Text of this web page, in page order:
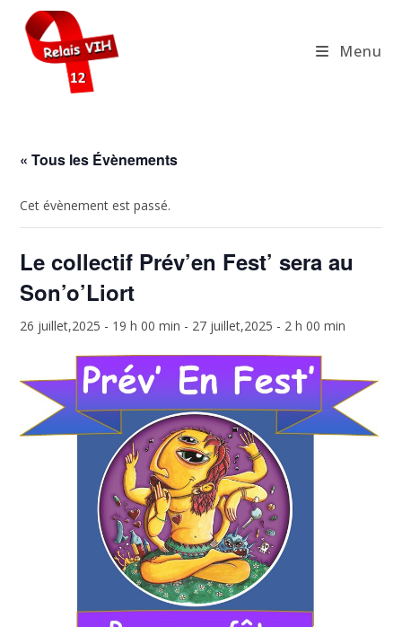
content
Menu
« Tous les Évènements
Cet évènement est passé.
Le collectif Prév’en Fest’ sera au
Son’o’Liort
26 juillet,2025 - 19 h 00 min - 27 juillet,2025 - 2 h 00 min